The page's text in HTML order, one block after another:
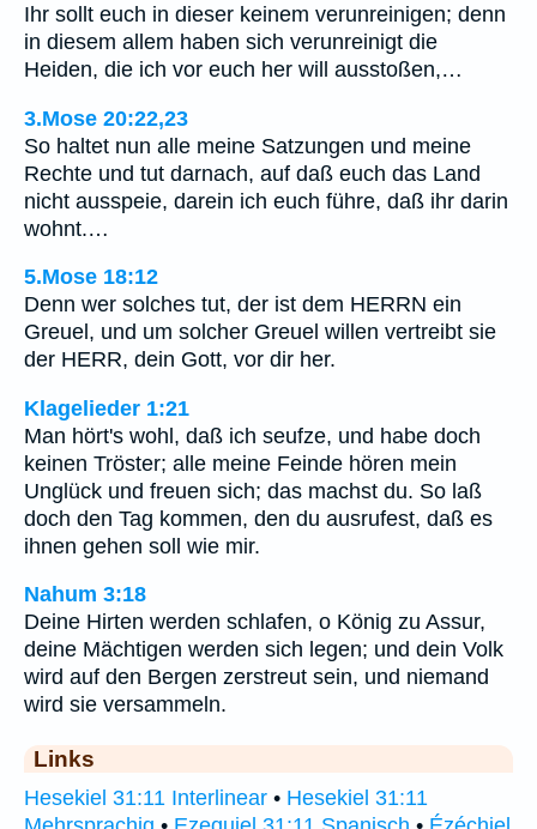
Ihr sollt euch in dieser keinem verunreinigen; denn
in diesem allem haben sich verunreinigt die
Heiden, die ich vor euch her will ausstoßen,…
3.Mose 20:22,23
So haltet nun alle meine Satzungen und meine
Rechte und tut darnach, auf daß euch das Land
nicht ausspeie, darein ich euch führe, daß ihr darin
wohnt.…
5.Mose 18:12
Denn wer solches tut, der ist dem HERRN ein
Greuel, und um solcher Greuel willen vertreibt sie
der HERR, dein Gott, vor dir her.
Klagelieder 1:21
Man hört's wohl, daß ich seufze, und habe doch
keinen Tröster; alle meine Feinde hören mein
Unglück und freuen sich; das machst du. So laß
doch den Tag kommen, den du ausrufest, daß es
ihnen gehen soll wie mir.
Nahum 3:18
Deine Hirten werden schlafen, o König zu Assur,
deine Mächtigen werden sich legen; und dein Volk
wird auf den Bergen zerstreut sein, und niemand
wird sie versammeln.
Links
Hesekiel 31:11 Interlinear • Hesekiel 31:11